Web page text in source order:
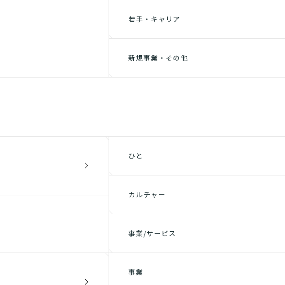
若手・キャリア
新規事業・その他
ひと
カルチャー
事業/サービス
事業